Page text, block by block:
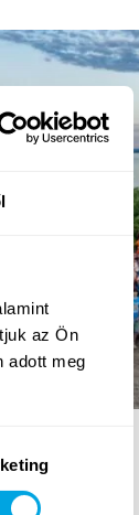
az Ön
adott meg